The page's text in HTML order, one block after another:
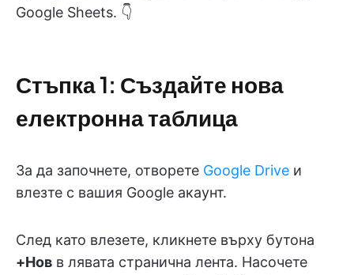
Google Sheets. 👇
Стъпка 1: Създайте нова
електронна таблица
За да започнете, отворете Google Drive и
влезте с вашия Google акаунт.
След като влезете, кликнете върху бутона
+Нов в лявата странична лента. Насочете